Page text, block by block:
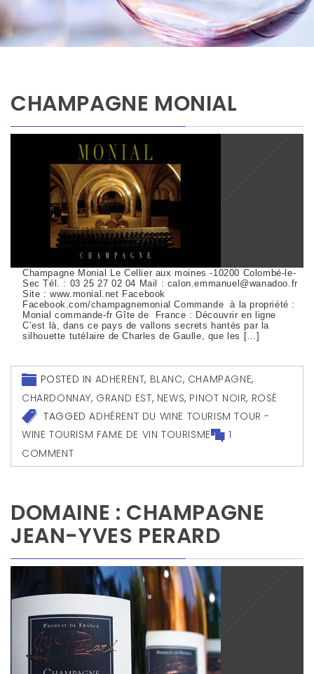
CHAMPAGNE MONIAL
Champagne Monial Le Cellier aux moines -10200 Colombé-le-
Sec Tél. : 03 25 27 02 04 Mail : calon.emmanuel@wanadoo.fr
Site : www.monial.net Facebook
Facebook.com/champagnemonial Commande à la propriété :
Monial commande-fr Gîte de France : Découvrir en ligne
C’est là, dans ce pays de vallons secrets hantés par la
silhouette tutélaire de Charles de Gaulle, que les […]
POSTED IN ADHERENT, BLANC, CHAMPAGNE,
CHARDONNAY, GRAND EST, NEWS, PINOT NOIR, ROSÉ
TAGGEDADHÉRENT DU WINE TOURISM TOUR -
WINE TOURISM FAME DE VIN TOURISME
1
COMMENT
DOMAINE : CHAMPAGNE
JEAN-YVES PERARD